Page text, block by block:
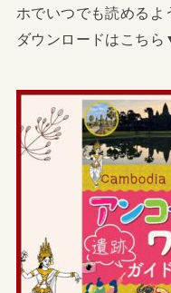
ホでいつでも読めるよ
ダウンロードはこちら